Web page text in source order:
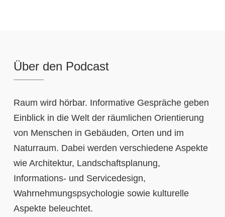
Über den Podcast
Raum wird hörbar. Informative Gespräche geben
Einblick in die Welt der räumlichen Orientierung
von Menschen in Gebäuden, Orten und im
Naturraum. Dabei werden verschiedene Aspekte
wie Architektur, Landschaftsplanung,
Informations- und Servicedesign,
Wahrnehmungspsychologie sowie kulturelle
Aspekte beleuchtet.